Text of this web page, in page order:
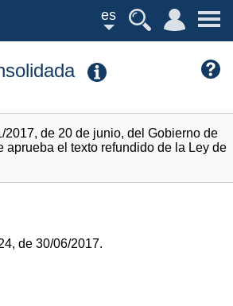
es
2017, de 20 de junio, del Gobierno de
aprueba el texto refundido de la Ley de
de 30/06/2017.